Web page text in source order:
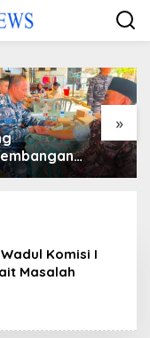
»
Hidayah,
Sampang
Komisi I
Masalah